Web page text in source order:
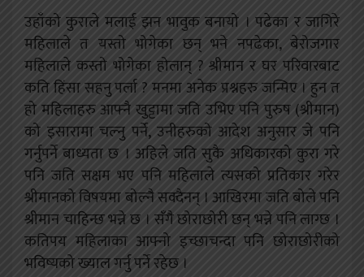
उहाँको कुराले मलाई झन भावुक बनायो । पढेका र जागिरे
महिलाले त यस्तो भोगेका छन् भने नपढेका, बेरोजगार
महिलाले कस्तो भोगेका होलान् ? श्रीमान र घर परिवारबाट
कति हिंसा सहनु पर्ला ? मनमा अनेक प्रश्नहरु जन्मिए । हुन त
हो महिलाहरु आफ्नै खुट्टामा जति उभिए पनि पुरुष (श्रीमान)
को इसारामा चल्नु पर्ने, उनीहरुको आदेश अनुसार जे पनि
गर्नुपर्ने बाध्यता छ । अहिले जति सुकै अधिकारको कुरा गरे
पनि जति सक्षम भए पनि महिलाले त्यसको प्रतिकार गरेर
श्रीमानको विषयमा बोल्नै सक्दैनन् । आखिरमा जति बोले पनि
श्रीमान चाहिन्छ भन्ने छ । सँगै छोराछोरी छन् भन्ने पनि लाग्छ ।
कतिपय महिलाका आफ्नो इच्छाचन्दा पनि छोराछोरीको
भविष्यको ख्याल गर्नु पर्ने रहेछ ।